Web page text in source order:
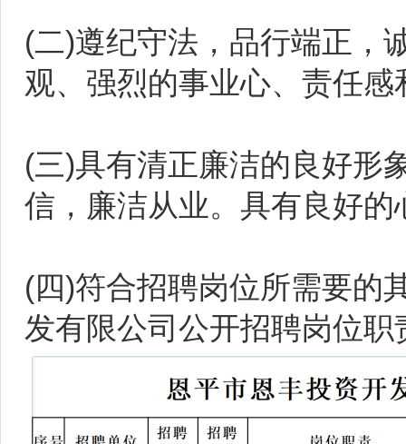
(二)遵纪守法，品行端正，
观、强烈的事业心、责任
(三)具有清正廉洁的良好形
信，廉洁从业。具有良好
(四)符合招聘岗位所需要的
发有限公司公开招聘岗位职